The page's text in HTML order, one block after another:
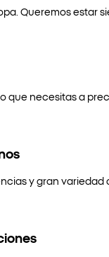
Queremos estar
que necesitas a
y gran variedad